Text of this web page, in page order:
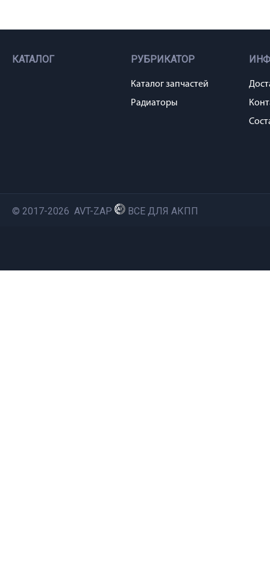
КАТАЛОГ РУБРИКАТОР
Каталог запчастей
Радиаторы
© 2017-2026 AVT-ZAP ВСЕ ДЛЯ АКПП